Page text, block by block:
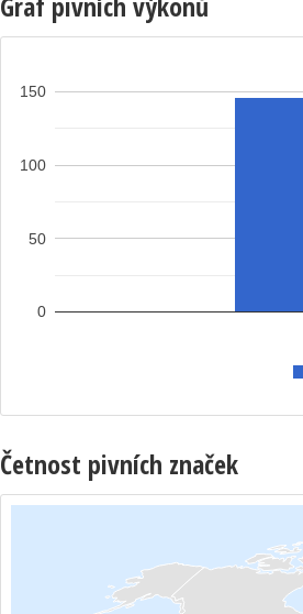
0
50
100
150
Četnost pivních značek